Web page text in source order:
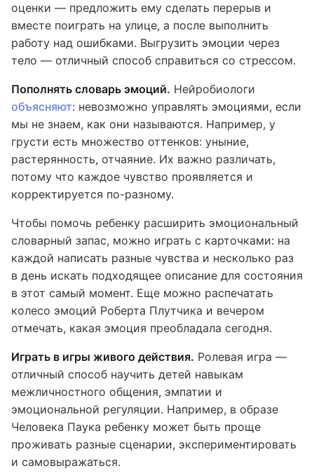
оценки — предложить ему сделать перерыв и
вместе поиграть на улице, а после выполнить
работу над ошибками. Выгрузить эмоции через
тело — отличный способ справиться со стрессом.
Пополнять словарь эмоций. Нейробиологи
объясняют: невозможно управлять эмоциями, если
мы не знаем, как они называются. Например, у
грусти есть множество оттенков: уныние,
растерянность, отчаяние. Их важно различать,
потому что каждое чувство проявляется и
корректируется по-разному.
Чтобы помочь ребенку расширить эмоциональный
словарный запас, можно играть с карточками: на
каждой написать разные чувства и несколько раз
в день искать подходящее описание для состояния
в этот самый момент. Еще можно распечатать
колесо эмоций Роберта Плутчика и вечером
отмечать, какая эмоция преобладала сегодня.
Играть в игры живого действия. Ролевая игра —
отличный способ научить детей навыкам
межличностного общения, эмпатии и
эмоциональной регуляции. Например, в образе
Человека Паука ребенку может быть проще
проживать разные сценарии, экспериментировать
и самовыражаться.